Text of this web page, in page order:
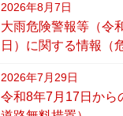
2026年8月7日
大雨危険警報等（令
日）に関する情報（
2026年7月29日
令和8年7月17日から